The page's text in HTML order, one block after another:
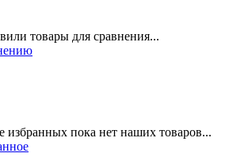
товары для сравнения...
пока нет наших товаров...